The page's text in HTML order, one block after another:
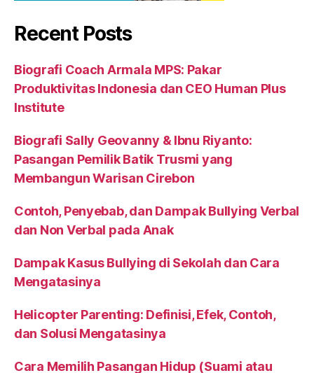
Recent Posts
Biografi Coach Armala MPS: Pakar
Produktivitas Indonesia dan CEO Human Plus
Institute
Biografi Sally Geovanny & Ibnu Riyanto:
Pasangan Pemilik Batik Trusmi yang
Membangun Warisan Cirebon
Contoh, Penyebab, dan Dampak Bullying Verbal
dan Non Verbal pada Anak
Dampak Kasus Bullying di Sekolah dan Cara
Mengatasinya
Helicopter Parenting: Definisi, Efek, Contoh,
dan Solusi Mengatasinya
Cara Memilih Pasangan Hidup (Suami atau